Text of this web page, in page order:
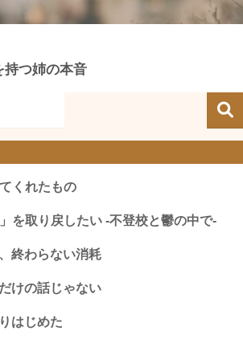
持つ姉の本音
くれたもの
を取り戻したい -不登校と鬱の中で-
終わらない消耗
けの話じゃない
はじめた